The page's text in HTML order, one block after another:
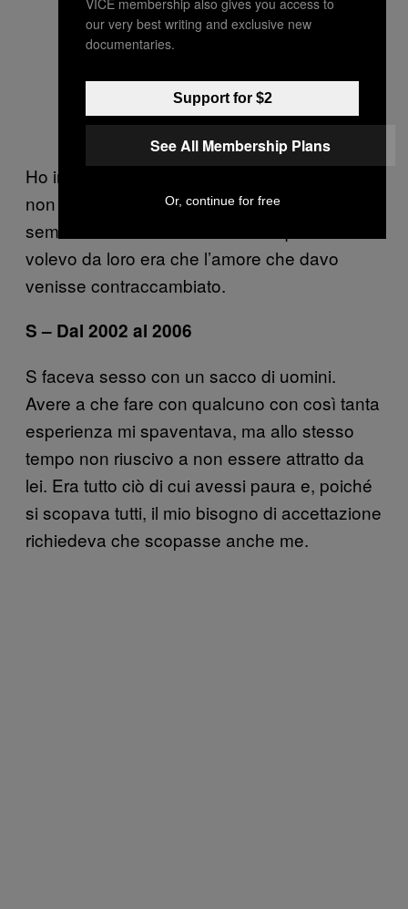
Ho iniziato a chiedermi se tutte le ragazze
non fossero crudeli, perché iniziava a
sembrarmi che fosse così. Tutto quello che
volevo da loro era che l’amore che davo
venisse contraccambiato.
S – Dal 2002 al 2006
S faceva sesso con un sacco di uomini.
Avere a che fare con qualcuno con così tanta
esperienza mi spaventava, ma allo stesso
tempo non riuscivo a non essere attratto da
lei. Era tutto ciò di cui avessi paura e, poiché
si scopava tutti, il mio bisogno di accettazione
richiedeva che scopasse anche me.
our very best writing and exclusive new
documentaries.
Support for $2
See All Membership Plans
Or, continue for free